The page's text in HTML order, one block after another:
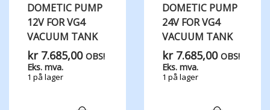
DOMETIC PUMP
12V FOR VG4
VACUUM TANK
kr7.685,00 OBS!
Eks. mva.
1 på lager
DOMETIC PUMP
24V FOR VG4
VACUUM TANK
kr7.685,00 OBS!
Eks. mva.
1 på lager